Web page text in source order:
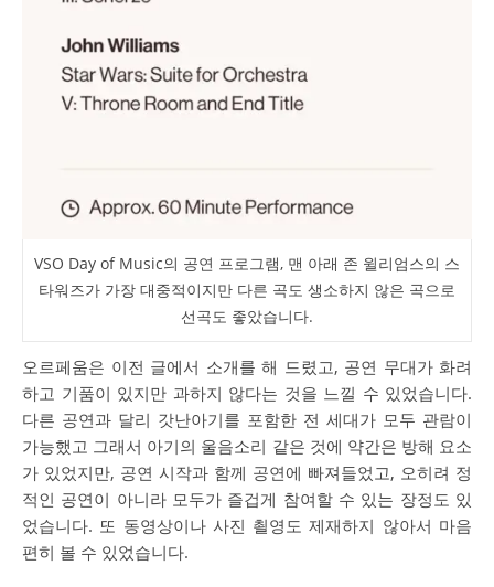
VSO Day of Music의 공연 프로그램, 맨 아래 존 윌리엄스의 스
타워즈가 가장 대중적이지만 다른 곡도 생소하지 않은 곡으로
선곡도 좋았습니다.
오르페움은 이전 글에서 소개를 해 드렸고, 공연 무대가 화려
하고 기품이 있지만 과하지 않다는 것을 느낄 수 있었습니다.
다른 공연과 달리 갓난아기를 포함한 전 세대가 모두 관람이
가능했고 그래서 아기의 울음소리 같은 것에 약간은 방해 요소
가 있었지만, 공연 시작과 함께 공연에 빠져들었고, 오히려 정
적인 공연이 아니라 모두가 즐겁게 참여할 수 있는 장정도 있
었습니다. 또 동영상이나 사진 쵤영도 제재하지 않아서 마음
편히 볼 수 있었습니다.